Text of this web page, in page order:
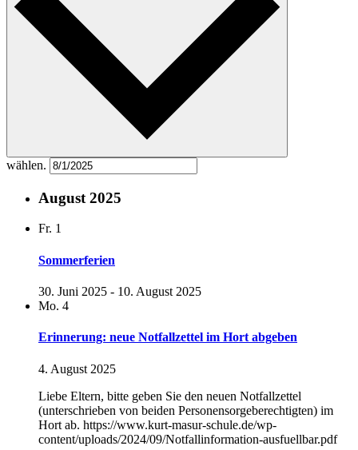
wählen.
August 2025
Fr. 1
Sommerferien
30. Juni 2025 - 10. August 2025
Mo. 4
Erinnerung: neue Notfallzettel im Hort abgeben
4. August 2025
Liebe Eltern, bitte geben Sie den neuen Notfallzettel
(unterschrieben von beiden Personensorgeberechtigten) im
Hort ab. https://www.kurt-masur-schule.de/wp-
content/uploads/2024/09/Notfallinformation-ausfuellbar.pdf